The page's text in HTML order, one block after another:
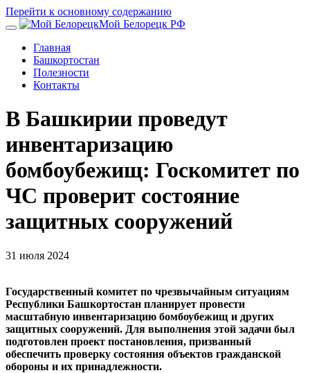
Перейти к основному содержанию
Мой Белорецк РФ
Главная
Башкортостан
Полезности
Контакты
В Башкирии проведут
инвентаризацию
бомбоубежищ: Госкомитет по
ЧС проверит состояние
защитных сооружений
31 июля 2024
Государственный комитет по чрезвычайным ситуациям
Республики Башкортостан планирует провести
масштабную инвентаризацию бомбоубежищ и других
защитных сооружений. Для выполнения этой задачи был
подготовлен проект постановления, призванный
обеспечить проверку состояния объектов гражданской
обороны и их принадлежности.